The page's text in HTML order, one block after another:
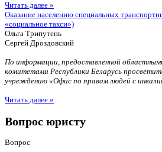
Читать далее »
Оказание населению специальных
«социальное такси»)
Ольга Трипутень
Сергей Дроздовский
По информации, предоставленной
комитетами Республики Беларусь
учреждению «Офис по правам людей с
Читать далее »
Вопрос юристу
Вопрос